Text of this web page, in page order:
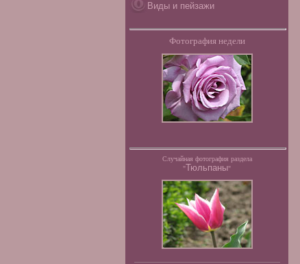
Виды и пейзажи
Фотография недели
Случайная фотография раздела
"Тюльпаны"